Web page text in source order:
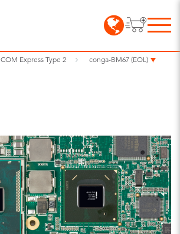
COM Express Type 2 conga-BM67 (EOL)